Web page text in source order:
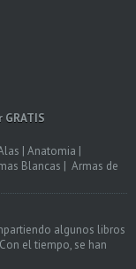
| Anatomia |
Blancas | Armas de
algunos libros
el tiempo, se han